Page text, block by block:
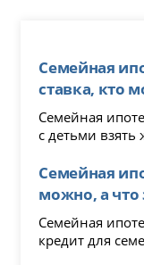
Семейная
ставка, кто
Семейная
с детьми
Семейная
можно, а что
Семейная
кредит для